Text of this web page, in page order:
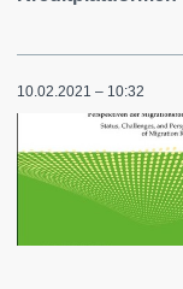
10.02.2021 – 10:32